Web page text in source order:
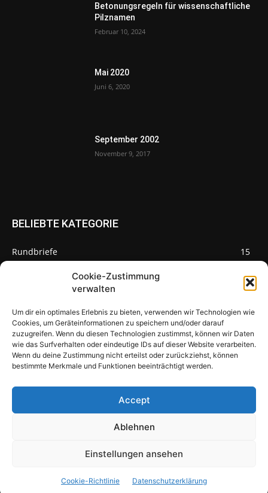
Cookie-Zustimmung
verwalten
Um dir ein optimales Erlebnis zu bieten, verwenden wir Technologien wie
Cookies, um Geräteinformationen zu speichern und/oder darauf
zuzugreifen. Wenn du diesen Technologien zustimmst, können wir Daten
wie das Surfverhalten oder eindeutige IDs auf dieser Website verarbeiten.
Wenn du deine Zustimmung nicht erteilst oder zurückziehst, können
bestimmte Merkmale und Funktionen beeinträchtigt werden.
Accept
Ablehnen
Einstellungen ansehen
Cookie-Richtlinie Datenschutzerklärung
Betonungsregeln für wissenschaftliche
Pilznamen
Februar 10, 2024
Mai 2020
Juni 6, 2020
September 2002
November 9, 2017
BELIEBTE KATEGORIE
Rundbriefe
15
Pilzseite
Seltene Pilze aus Mainfranken und
Deutschland
© Newspaper WordPress Theme by TagDiv
Datenschutzerklärung
Cookie-Richtlinie (EU)